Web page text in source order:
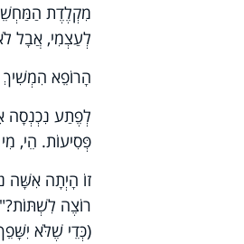
מִקְלֶדֶת
לְעַצְמִי, אֲבָל
הָרוֹפֵא
לְפֶתַע נִכְנְסָה
פְּסִיעוֹת. הֵי,
זוֹ הָיְתָה אִשָּׁה
רוֹצֶה
(כְּדֵי שֶׁלֹּא